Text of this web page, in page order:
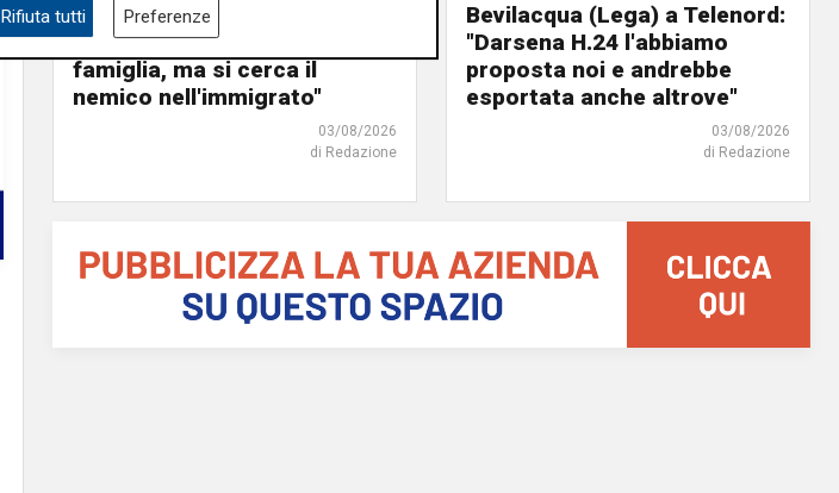
Claudio Montaldo: "Pochi
punti d'incontro e crisi della
famiglia, ma si cerca il
nemico nell'immigrato"
03/08/2026
di Redazione
Bevilacqua (Lega) a Telenord:
"Darsena H.24 l'abbiamo
proposta noi e andrebbe
esportata anche altrove"
03/08/2026
di Redazione
Rifiuta tutti Preferenze